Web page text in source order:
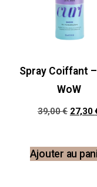
Spray Coiffant –
WoW
39,00€ 27,30
Ajouter au